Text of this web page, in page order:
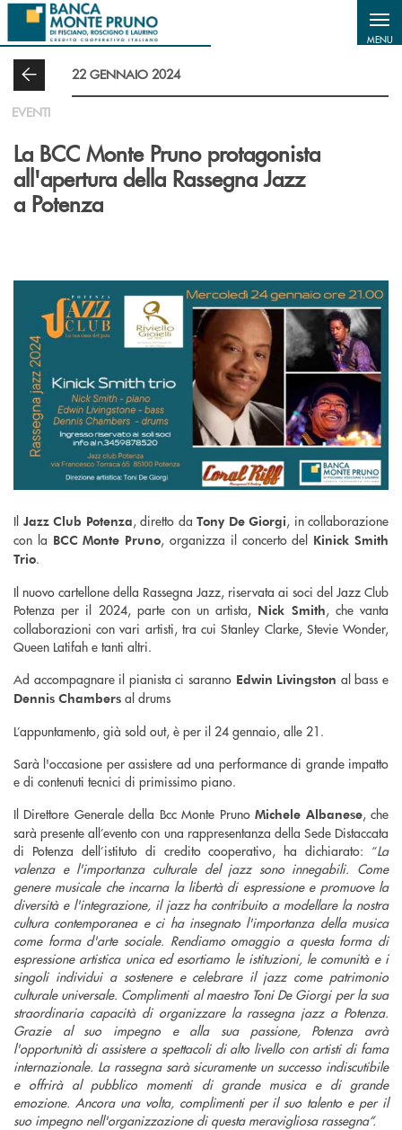
Salta al contenuto principale
MENU
22 GENNAIO 2024
EVENTI
La BCC Monte Pruno protagonista
all'apertura della Rassegna Jazz
a Potenza
Il Jazz Club Potenza, diretto da Tony De Giorgi, in collaborazione
con la BCC Monte Pruno, organizza il concerto del Kinick Smith
Trio.
Il nuovo cartellone della Rassegna Jazz, riservata ai soci del Jazz Club
Potenza per il 2024, parte con un artista, Nick Smith, che vanta
collaborazioni con vari artisti, tra cui Stanley Clarke, Stevie Wonder,
Queen Latifah e tanti altri.
Ad accompagnare il pianista ci saranno Edwin Livingston al bass e
Dennis Chambers al drums
L’appuntamento, già sold out, è per il 24 gennaio, alle 21.
Sarà l'occasione per assistere ad una performance di grande impatto
e di contenuti tecnici di primissimo piano.
Il Direttore Generale della Bcc Monte PrunoMichele Albanese, che
sarà presente all’evento con una rappresentanza della Sede Distaccata
di Potenza dell’istituto di credito cooperativo, ha dichiarato: “La
valenza e l'importanza culturale del jazz sono innegabili. Come
genere musicale che incarna la libertà di espressione e promuove la
diversità e l'integrazione, il jazz ha contribuito a modellare la nostra
cultura contemporanea e ci ha insegnato l'importanza della musica
come forma d'arte sociale. Rendiamo omaggio a questa forma di
espressione artistica unica ed esortiamo le istituzioni, le comunità e i
singoli individui a sostenere e celebrare il jazz come patrimonio
culturale universale. Complimenti al maestro Toni De Giorgi per la sua
straordinaria capacità di organizzare la rassegna jazz a Potenza.
Grazie al suo impegno e alla sua passione, Potenza avrà
l'opportunità di assistere a spettacoli di alto livello con artisti di fama
internazionale. La rassegna sarà sicuramente un successo indiscutibile
e offrirà al pubblico momenti di grande musica e di grande
emozione. Ancora una volta, complimenti per il suo talento e per il
suo impegno nell'organizzazione di questa meravigliosa rassegna”.